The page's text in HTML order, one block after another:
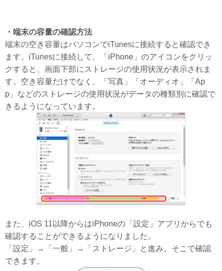
・端末の容量の確認方法
端末の空き容量はパソコンでiTunesに接続すると確認でき
ます。iTunesに接続して、「iPhone」のアイコンをクリッ
クすると、画面下部にストレージの使用状況が表示されま
す。空き容量だけでなく、「写真」「オーディオ」「Ap
p」などのストレージの使用状況がデータの種類別に確認で
きるようになっています。
また、iOS 11以降からはiPhoneの「設定」アプリからでも
確認することができるようになりました。
「設定」→「一般」→「ストレージ」と進み、そこで確認
できます。